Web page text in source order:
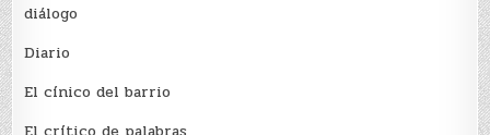
diálogo
Diario
El cínico del barrio